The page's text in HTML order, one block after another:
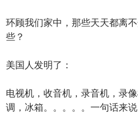
环顾我们家中，那些天天都离
些？
美国人发明了：
电视机，收音机，录音机，录
调，冰箱。。。。。一句话来